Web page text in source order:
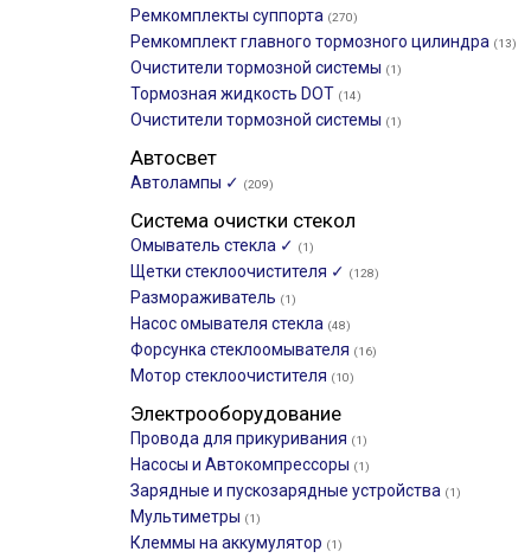
Ремкомплекты суппорта (270)
Ремкомплект главного тормозного цилиндра (13)
Очистители тормозной системы (1)
Тормозная жидкость DOT (14)
Очистители тормозной системы (1)
Автосвет
Автолампы ✓ (209)
Система очистки стекол
Омыватель стекла ✓ (1)
Щетки стеклоочистителя ✓ (128)
Размораживатель (1)
Насос омывателя стекла (48)
Форсунка стеклоомывателя (16)
Мотор стеклоочистителя (10)
Электрооборудование
Провода для прикуривания (1)
Насосы и Автокомпрессоры (1)
Зарядные и пускозарядные устройства (1)
Мультиметры (1)
Клеммы на аккумулятор (1)